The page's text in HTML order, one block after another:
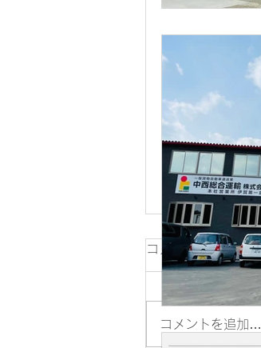
新倉庫完成
コメント
コメントを追加…